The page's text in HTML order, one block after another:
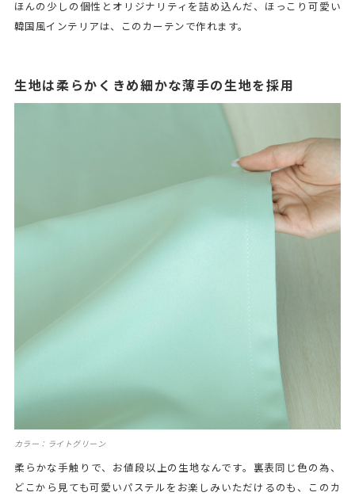
ほんの少しの個性とオリジナリティを詰め込んだ、ほっこり可愛い
韓国風インテリアは、このカーテンで作れます。
生地は柔らかくきめ細かな薄手の生地を採用
カラー：ライトグリーン
柔らかな手触りで、お値段以上の生地なんです。裏表同じ色の為、
どこから見ても可愛いパステルをお楽しみいただけるのも、このカ